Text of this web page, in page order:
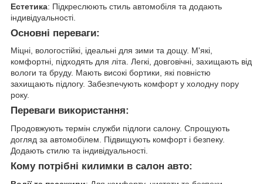
Естетика: Підкреслюють стиль автомобіля та додають
індивідуальності.
Основні переваги:
Міцні, вологостійкі, ідеальні для зими та дощу. М'які,
комфортні, підходять для літа. Легкі, довговічні, захищають від
вологи та бруду. Мають високі бортики, які повністю
захищають підлогу. Забезпечують комфорт у холодну пору
року.
Переваги використання:
Продовжують термін служби підлоги салону. Спрощують
догляд за автомобілем. Підвищують комфорт і безпеку.
Додають стилю та індивідуальності.
Кому потрібні килимки в салон авто: